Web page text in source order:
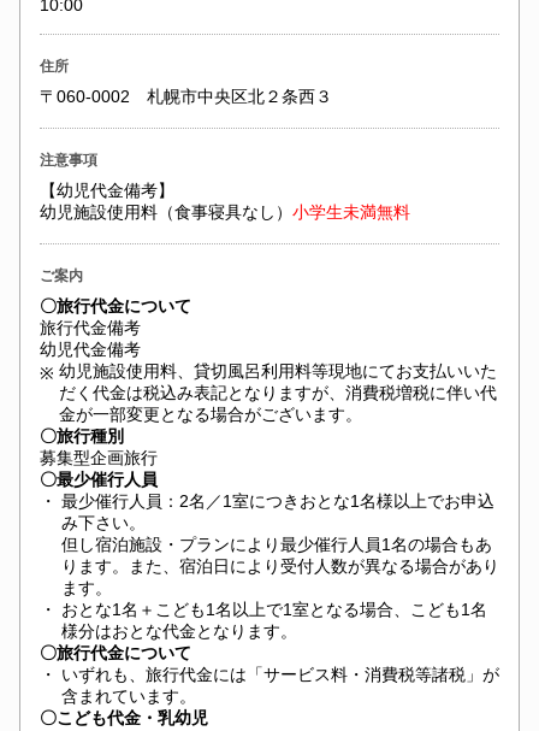
10:00
住所
〒060-0002 札幌市中央区北２条西３
注意事項
【幼児代金備考】
幼児施設使用料（食事寝具なし） 小学生未満無料
ご案内
〇旅行代金について
旅行代金備考
幼児代金備考
※ 幼児施設使用料、貸切風呂利用料等現地にてお支払いいた
だく代金は税込み表記となりますが、消費税増税に伴い代
金が一部変更となる場合がございます。
〇旅行種別
募集型企画旅行
〇最少催行人員
・ 最少催行人員：2名／1室につきおとな1名様以上でお申込
み下さい。
但し宿泊施設・プランにより最少催行人員1名の場合もあ
ります。また、宿泊日により受付人数が異なる場合があり
ます。
・
おとな1名＋こども1名以上で1室となる場合、こども1名
様分はおとな代金となります。
〇旅行代金について
・
いずれも、旅行代金には「サービス料・消費税等諸税」が
含まれています。
〇こども代金・乳幼児